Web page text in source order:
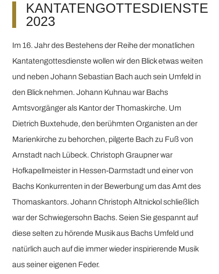
KANTATENGOTTESDIENSTE
2023
Im 16. Jahr des Bestehens der Reihe der monatlichen
Kantatengottesdienste wollen wir den Blick etwas weiten
und neben Johann Sebastian Bach auch sein Umfeld in
den Blick nehmen. Johann Kuhnau war Bachs
Amtsvorgänger als Kantor der Thomaskirche. Um
Dietrich Buxtehude, den berühmten Organisten an der
Marienkirche zu behorchen, pilgerte Bach zu Fuß von
Arnstadt nach Lübeck. Christoph Graupner war
Hofkapellmeister in Hessen-Darmstadt und einer von
Bachs Konkurrenten in der Bewerbung um das Amt des
Thomaskantors. Johann Christoph Altnickol schließlich
war der Schwiegersohn Bachs. Seien Sie gespannt auf
diese selten zu hörende Musik aus Bachs Umfeld und
natürlich auch auf die immer wieder inspirierende Musik
aus seiner eigenen Feder.